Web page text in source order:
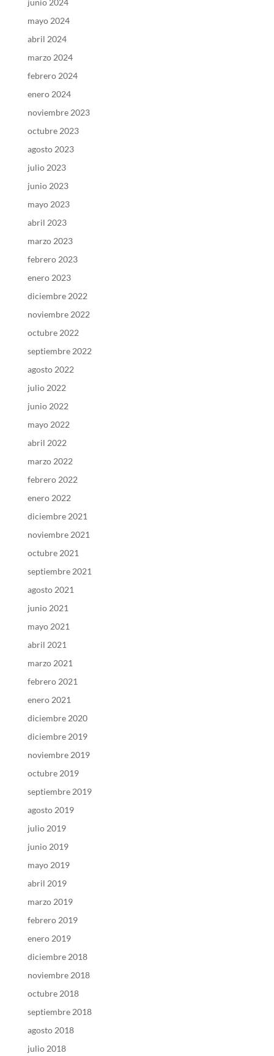
mayo 2024
abril 2024
marzo 2024
febrero 2024
enero 2024
noviembre 2023
octubre 2023
agosto 2023
julio 2023
junio 2023
mayo 2023
abril 2023
marzo 2023
febrero 2023
enero 2023
diciembre 2022
noviembre 2022
octubre 2022
septiembre 2022
agosto 2022
julio 2022
junio 2022
mayo 2022
abril 2022
marzo 2022
febrero 2022
enero 2022
diciembre 2021
noviembre 2021
octubre 2021
septiembre 2021
agosto 2021
junio 2021
mayo 2021
abril 2021
marzo 2021
febrero 2021
enero 2021
diciembre 2020
diciembre 2019
noviembre 2019
octubre 2019
septiembre 2019
agosto 2019
julio 2019
junio 2019
mayo 2019
abril 2019
marzo 2019
febrero 2019
enero 2019
diciembre 2018
noviembre 2018
octubre 2018
septiembre 2018
agosto 2018
julio 2018